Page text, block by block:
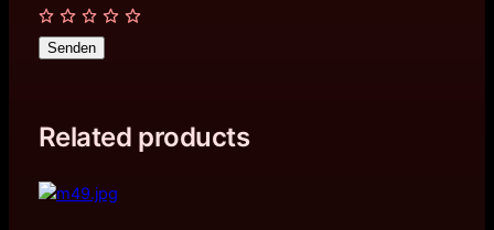
Senden
Related products